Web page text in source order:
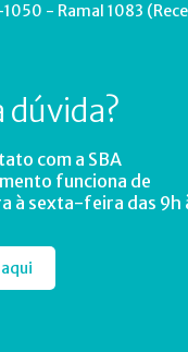
- Ramal 1083
com a SBA
funciona de
à sexta-feira das 9h